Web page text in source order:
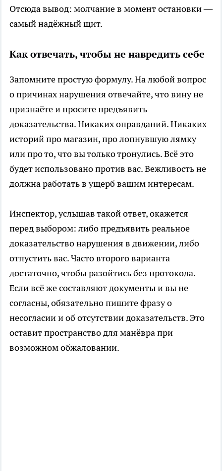
Отсюда вывод: молчание в момент остановки —
самый надёжный щит.
Как отвечать, чтобы не навредить себе
Запомните простую формулу. На любой вопрос
о причинах нарушения отвечайте, что вину не
признаёте и просите предъявить
доказательства. Никаких оправданий. Никаких
историй про магазин, про лопнувшую лямку
или про то, что вы только тронулись. Всё это
будет использовано против вас. Вежливость не
должна работать в ущерб вашим интересам.
Инспектор, услышав такой ответ, окажется
перед выбором: либо предъявить реальное
доказательство нарушения в движении, либо
отпустить вас. Часто второго варианта
достаточно, чтобы разойтись без протокола.
Если всё же составляют документы и вы не
согласны, обязательно пишите фразу о
несогласии и об отсутствии доказательств. Это
оставит пространство для манёвра при
возможном обжаловании.